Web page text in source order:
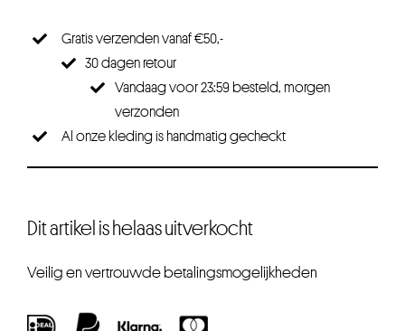
Gratis verzenden vanaf €50,-
30 dagen retour
Vandaag voor 23:59 besteld, morgen
verzonden
Al onze kleding is handmatig gecheckt
Dit artikel is helaas uitverkocht
Veilig en vertrouwde betalingsmogelijkheden